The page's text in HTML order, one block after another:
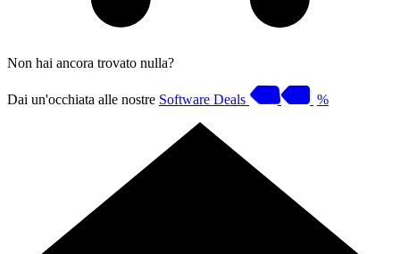
Non hai ancora trovato nulla?
Dai un'occhiata alle nostre Software Deals %